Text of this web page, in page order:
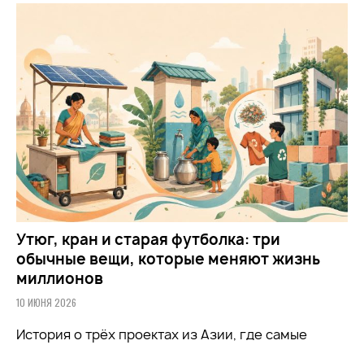
Утюг, кран и старая футболка: три
обычные вещи, которые меняют жизнь
миллионов
10 ИЮНЯ 2026
История о трёх проектах из Азии, где самые